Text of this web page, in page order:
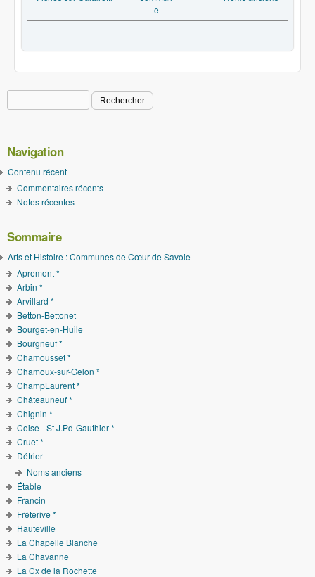
e
Formulaire de recherche
Navigation
Contenu récent
Commentaires récents
Notes récentes
Sommaire
Arts et Histoire : Communes de Cœur de Savoie
Apremont *
Arbin *
Arvillard *
Betton-Bettonet
Bourget-en-Huile
Bourgneuf *
Chamousset *
Chamoux-sur-Gelon *
ChampLaurent *
Châteauneuf *
Chignin *
Coise - St J.Pd-Gauthier *
Cruet *
Détrier
Noms anciens
Étable
Francin
Fréterive *
Hauteville
La Chapelle Blanche
La Chavanne
La Cx de la Rochette